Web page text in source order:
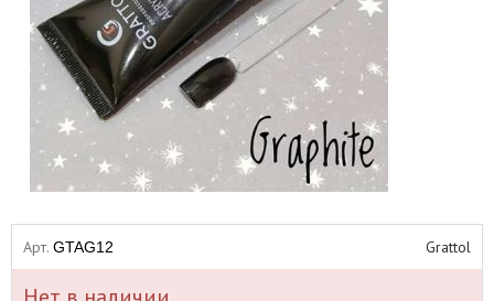
Арт. GTAG12 Grattol